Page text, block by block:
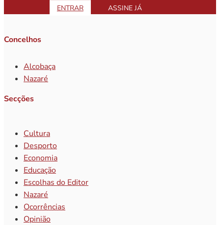
ENTRAR ASSINE JÁ
Concelhos
Alcobaça
Nazaré
Secções
Cultura
Desporto
Economia
Educação
Escolhas do Editor
Nazaré
Ocorrências
Opinião